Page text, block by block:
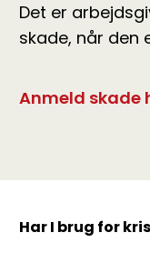
Det er
skade, når den
Anmeld skade
Har I brug for